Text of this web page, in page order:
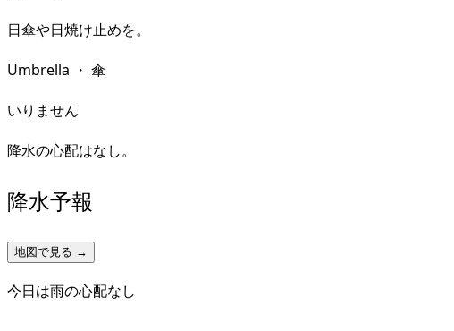
日傘や日焼け止めを。
Umbrella ・ 傘
いりません
降水の心配はなし。
降水予報
地図で見る →
今日は雨の心配なし